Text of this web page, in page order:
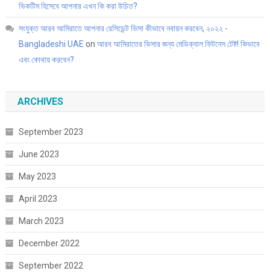
ভিকটিম হিসেবে আপনার এখন কি করা উচিত?
সংযুক্ত আরব আমিরাতে আপনার রেসিডেন্ট ভিসা কীভাবে নবায়ন করবেন, ২০২২ -
Bangladeshi UAE on আরব আমিরাতের ভিসার জন্য মেডিক্যাল ফিটনেস টেষ্ট! কিভাবে
এবং কোথায় করবেন?
ARCHIVES
September 2023
June 2023
May 2023
April 2023
March 2023
December 2022
September 2022